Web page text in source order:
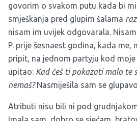
govorim o svakom putu kada bi
smješkanja pred glupim šalama
nisam im uvijek odgovarala.
P. prije šesnaest godina, kada me,
pripit, na jednom partyju kod
upitao: Kad ćeš ti pokazati malo te
nemaš? Nasmiješila sam se
Atributi nisu bili ni pod